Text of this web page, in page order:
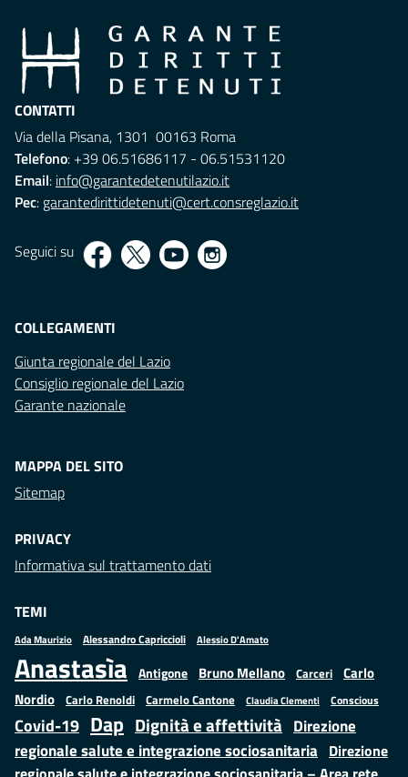
CONTATTI
Via della Pisana, 1301 00163 Roma
Telefono: +39 06.51686117 - 06.51531120
Email: info@garantedetenutilazio.it
Pec: garantedirittidetenuti@cert.consreglazio.it
Seguici su
COLLEGAMENTI
Giunta regionale del Lazio
Consiglio regionale del Lazio
Garante nazionale
MAPPA DEL SITO
Sitemap
PRIVACY
Informativa sul trattamento dati
TEMI
Ada Maurizio Alessandro Capriccioli Alessio D'Amato
Anastasìa Antigone Bruno Mellano Carceri
Carlo
Nordio Carlo Renoldi Carmelo Cantone Claudia Clementi Conscious
Covid-19 Dap Dignità e affettività Direzione
regionale salute e integrazione sociosanitaria Direzione